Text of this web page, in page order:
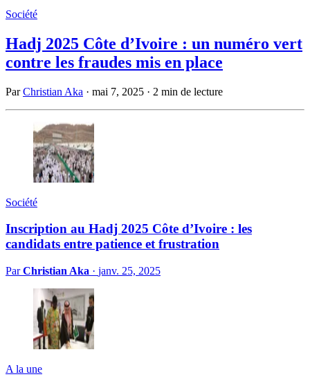
Société
Hadj 2025 Côte d’Ivoire : un numéro vert
contre les fraudes mis en place
ParChristian Aka · mai 7, 2025 · 2 min de lecture
Société
Inscription au Hadj 2025 Côte d’Ivoire : les
candidats entre patience et frustration
ParChristian Aka · janv. 25, 2025
A la une